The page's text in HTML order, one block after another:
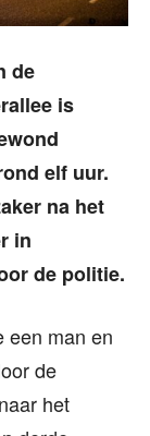
de
is
elf uur.
na het
in
de politie.
een man en
de
het